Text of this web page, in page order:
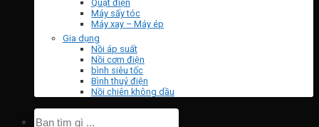
Quạt điện
Máy sấy tóc
Máy xay – Máy ép
Gia dụng
Nồi áp suất
Nồi cơm điện
bình siêu tốc
Bình thuỷ điện
Nồi chiên không dầu
Tìm